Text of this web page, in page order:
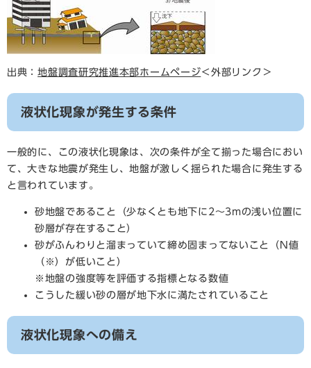
出典：地盤調査研究推進本部ホームページ＜外部リンク＞
液状化現象が発生する条件
一般的に、この液状化現象は、次の条件が全て揃った場合におい
て、大きな地震が発生し、地盤が激しく揺られた場合に発生する
と言われています。
砂地盤であること（少なくとも地下に2～3mの浅い位置に
砂層が存在すること）
砂がふんわりと溜まっていて締め固まってないこと（N値
（※）が低いこと）
※地盤の強度等を評価する指標となる数値
こうした緩い砂の層が地下水に満たされていること
液状化現象への備え